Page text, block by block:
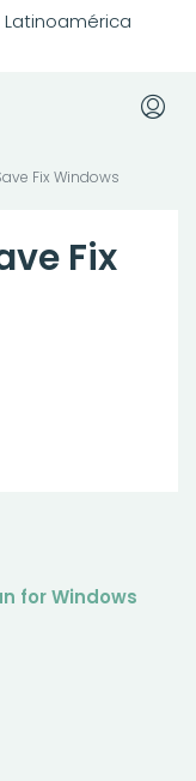
Fix Windows
Fix
for Windows